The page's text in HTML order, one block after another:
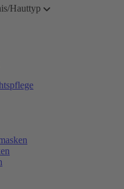
Hauttyp